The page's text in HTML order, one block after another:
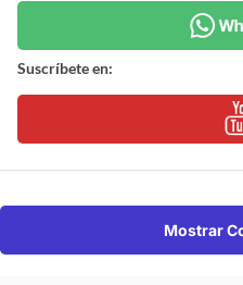
Suscríbete en:
Mostrar